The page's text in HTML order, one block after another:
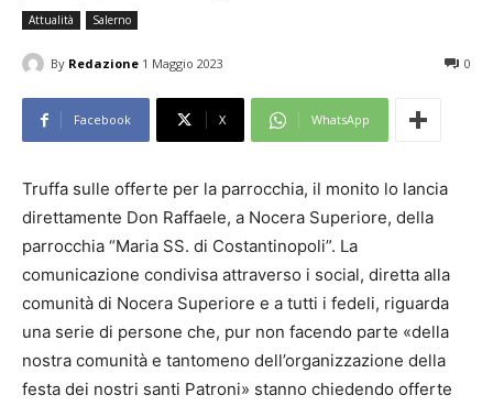
Attualità Salerno
By Redazione 1 Maggio 2023 0
Facebook X WhatsApp
Truffa sulle offerte per la parrocchia, il monito lo lancia
direttamente Don Raffaele, a Nocera Superiore, della
parrocchia “Maria SS. di Costantinopoli”. La
comunicazione condivisa attraverso i social, diretta alla
comunità di Nocera Superiore e a tutti i fedeli, riguarda
una serie di persone che, pur non facendo parte «della
nostra comunità e tantomeno dell’organizzazione della
festa dei nostri santi Patroni» stanno chiedendo offerte